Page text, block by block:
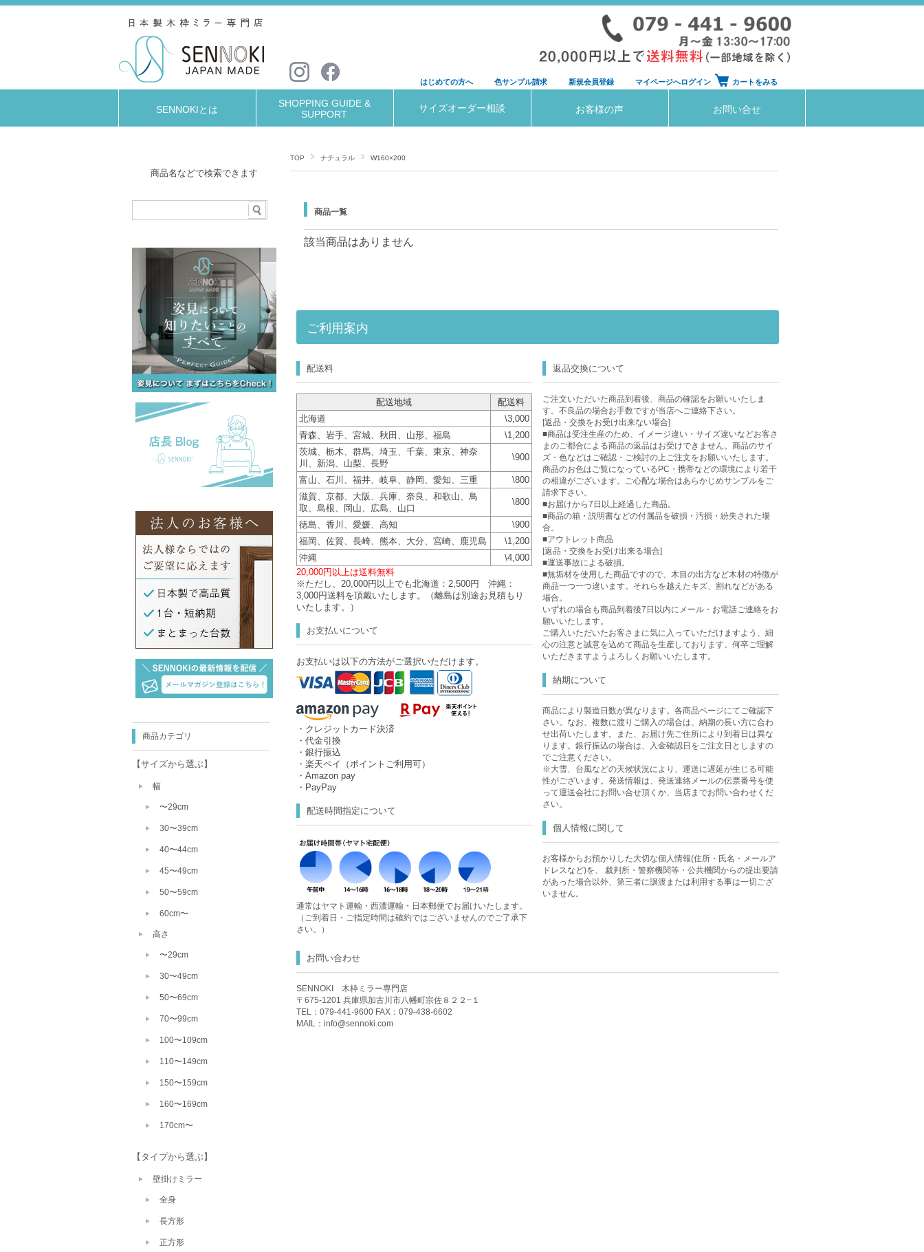
はじめての方へ 色サンプル請求 新規会員登録 マイページへログイン カートをみる
SENNOKIとは
SHOPPING GUIDE &
SUPPORT
サイズオーダー相談 お客様の声 お問い合せ
TOP ナチュラル W160×200
商品一覧
該当商品はありません
ご利用案内
配送料
配送地域
配送料
北海道
\3,000
青森、岩手、宮城、秋田、山形、福島
\1,200
茨城、栃木、群馬、埼玉、千葉、東京、神奈
川、新潟、山梨、長野
\900
富山、石川、福井、岐阜、静岡、愛知、三重
\800
滋賀、京都、大阪、兵庫、奈良、和歌山、鳥
取、島根、岡山、広島、山口
\800
徳島、香川、愛媛、高知
\900
福岡、佐賀、長崎、熊本、大分、宮崎、鹿児島
\1,200
沖縄
\4,000
20,000円以上は送料無料
※ただし、20,000円以上でも北海道：2,500円 沖縄：
3,000円送料を頂戴いたします。（離島は別途お見積もり
いたします。）
お支払いについて
お支払いは以下の方法がご選択いただけます。
・クレジットカード決済
・代金引換
・銀行振込
・楽天ペイ（ポイントご利用可）
・Amazon pay
・PayPay
配送時間指定について
通常はヤマト運輸・西濃運輸・日本郵便でお届けいたします。
（ご到着日・ご指定時間は確約ではございませんのでご了承下
さい。）
返品交換について
ご注文いただいた商品到着後、商品の確認をお願いいたしま
す。不良品の場合お手数ですが当店へご連絡下さい。
[返品・交換をお受け出来ない場合]
■商品は受注生産のため、イメージ違い・サイズ違いなどお客さ
まのご都合による商品の返品はお受けできません。商品のサイ
ズ・色などはご確認・ご検討の上ご注文をお願いいたします。
商品のお色はご覧になっているPC・携帯などの環境により若干
の相違がございます。ご心配な場合はあらかじめサンプルをご
請求下さい。
■お届けから7日以上経過した商品。
■商品の箱・説明書などの付属品を破損・汚損・紛失された場
合。
■アウトレット商品
[返品・交換をお受け出来る場合]
■運送事故による破損。
■無垢材を使用した商品ですので、木目の出方など木材の特徴が
商品一つ一つ違います。それらを越えたキズ、割れなどがある
場合。
いずれの場合も商品到着後7日以内にメール・お電話ご連絡をお
願いいたします。
ご購入いただいたお客さまに気に入っていただけますよう、細
心の注意と誠意を込めて商品を生産しております。何卒ご理解
いただきますようよろしくお願いいたします。
納期について
商品により製造日数が異なります。各商品ページにてご確認下
さい。なお、複数に渡りご購入の場合は、納期の長い方に合わ
せ出荷いたします。また、お届け先ご住所により到着日は異な
ります。銀行振込の場合は、入金確認日をご注文日としますの
でご注意ください。
※大雪、台風などの天候状況により、運送に遅延が生じる可能
性がございます。発送情報は、発送連絡メールの伝票番号を使
って運送会社にお問い合せ頂くか、当店までお問い合わせくだ
さい。
個人情報に関して
お客様からお預かりした大切な個人情報(住所・氏名・メールア
ドレスなど)を、 裁判所・警察機関等・公共機関からの提出要請
があった場合以外、第三者に譲渡または利用する事は一切ござ
いません。
お問い合わせ
SENNOKI 木枠ミラー専門店
〒675-1201 兵庫県加古川市八幡町宗佐８２２−１
TEL：079-441-9600 FAX：079-438-6602
MAIL： info@sennoki.com
商品名などで検索できます
商品カテゴリ
【サイズから選ぶ】
幅
〜29cm
30〜39cm
40〜44cm
45〜49cm
50〜59cm
60cm〜
高さ
〜29cm
30〜49cm
50〜69cm
70〜99cm
100〜109cm
110〜149cm
150〜159cm
160〜169cm
170cm〜
【タイプから選ぶ】
壁掛けミラー
全身
長方形
正方形